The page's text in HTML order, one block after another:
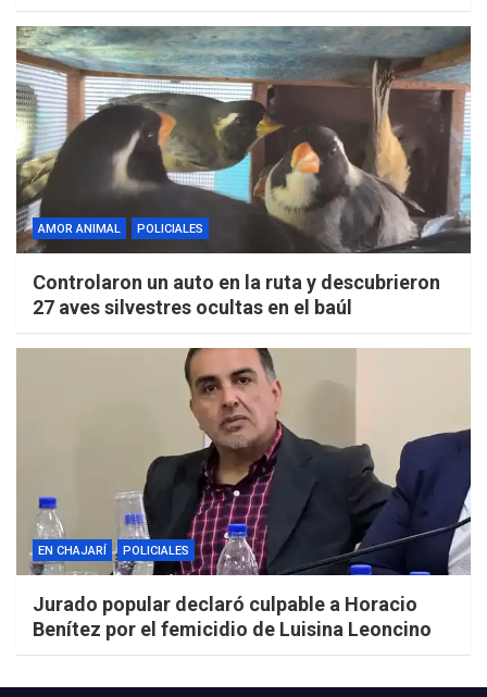
AMOR ANIMAL POLICIALES
Controlaron un auto en la ruta y descubrieron
27 aves silvestres ocultas en el baúl
EN CHAJARÍ POLICIALES
Jurado popular declaró culpable a Horacio
Benítez por el femicidio de Luisina Leoncino